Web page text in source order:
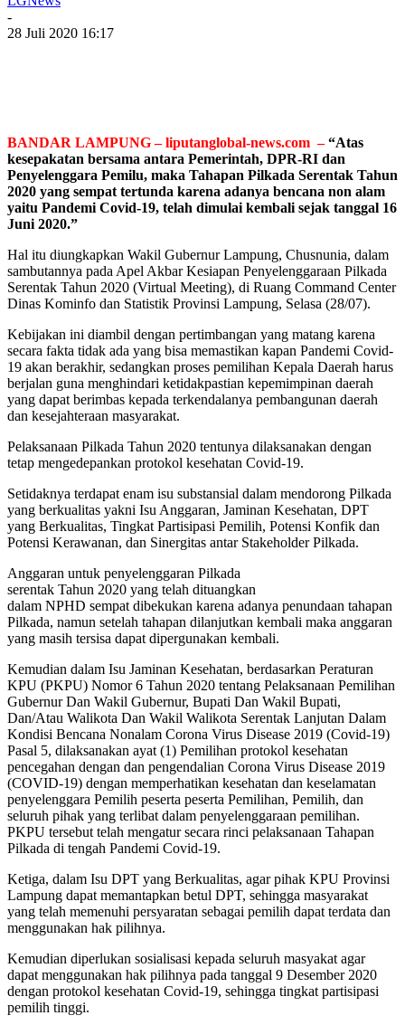
-
28 Juli 2020 16:17
BANDAR LAMPUNG – liputanglobal-news.com –“Atas
kesepakatan bersama antara Pemerintah, DPR-RI dan
Penyelenggara Pemilu, maka Tahapan Pilkada Serentak Tahun
2020 yang sempat tertunda karena adanya bencana non alam
yaitu Pandemi Covid-19, telah dimulai kembali sejak tanggal 16
Juni 2020.”
Hal itu diungkapkan Wakil Gubernur Lampung, Chusnunia, dalam
sambutannya pada Apel Akbar Kesiapan Penyelenggaraan Pilkada
Serentak Tahun 2020 (Virtual Meeting), di Ruang Command Center
Dinas Kominfo dan Statistik Provinsi Lampung, Selasa (28/07).
Kebijakan ini diambil dengan pertimbangan yang matang karena
secara fakta tidak ada yang bisa memastikan kapan Pandemi Covid-
19 akan berakhir, sedangkan proses pemilihan Kepala Daerah harus
berjalan guna menghindari ketidakpastian kepemimpinan daerah
yang dapat berimbas kepada terkendalanya pembangunan daerah
dan kesejahteraan masyarakat.
Pelaksanaan Pilkada Tahun 2020 tentunya dilaksanakan dengan
tetap mengedepankan protokol kesehatan Covid-19.
Setidaknya terdapat enam isu substansial dalam mendorong Pilkada
yang berkualitas yakni Isu Anggaran, Jaminan Kesehatan, DPT
yang Berkualitas, Tingkat Partisipasi Pemilih, Potensi Konfik dan
Potensi Kerawanan, dan Sinergitas antar Stakeholder Pilkada.
Anggaran untuk penyelenggaran Pilkada
serentak Tahun 2020 yang telah dituangkan
dalam NPHD sempat dibekukan karena adanya penundaan tahapan
Pilkada, namun setelah tahapan dilanjutkan kembali maka anggaran
yang masih tersisa dapat dipergunakan kembali.
Kemudian dalam Isu Jaminan Kesehatan, berdasarkan Peraturan
KPU (PKPU) Nomor 6 Tahun 2020 tentang Pelaksanaan Pemilihan
Gubernur Dan Wakil Gubernur, Bupati Dan Wakil Bupati,
Dan/Atau Walikota Dan Wakil Walikota Serentak Lanjutan Dalam
Kondisi Bencana Nonalam Corona Virus Disease 2019 (Covid-19)
Pasal 5, dilaksanakan ayat (1) Pemilihan protokol kesehatan
pencegahan dengan dan pengendalian Corona Virus Disease 2019
(COVID-19) dengan memperhatikan kesehatan dan keselamatan
penyelenggara Pemilih peserta peserta Pemilihan, Pemilih, dan
seluruh pihak yang terlibat dalam penyelenggaraan pemilihan.
PKPU tersebut telah mengatur secara rinci pelaksanaan Tahapan
Pilkada di tengah Pandemi Covid-19.
Ketiga, dalam Isu DPT yang Berkualitas, agar pihak KPU Provinsi
Lampung dapat memantapkan betul DPT, sehingga masyarakat
yang telah memenuhi persyaratan sebagai pemilih dapat terdata dan
menggunakan hak pilihnya.
Kemudian diperlukan sosialisasi kepada seluruh masyakat agar
dapat menggunakan hak pilihnya pada tanggal 9 Desember 2020
dengan protokol kesehatan Covid-19, sehingga tingkat partisipasi
pemilih tinggi.